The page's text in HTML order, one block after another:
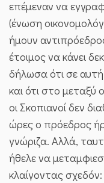
επέμεναν να
(ένωση
ήμουν
έτοιμος να κάνει
δήλωσα ότι σε
και ότι στο
οι Σκοπιανοί δεν
ώρες ο πρόεδρος
γνώριζα. Αλλά,
ήθελε να
κλαίγοντας